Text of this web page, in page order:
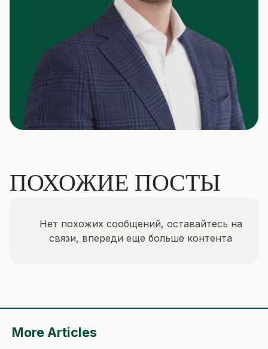
ПОХОЖИЕ ПОСТЫ
Нет похожих сообщений, оставайтесь на
связи, впереди еще больше контента
More Articles